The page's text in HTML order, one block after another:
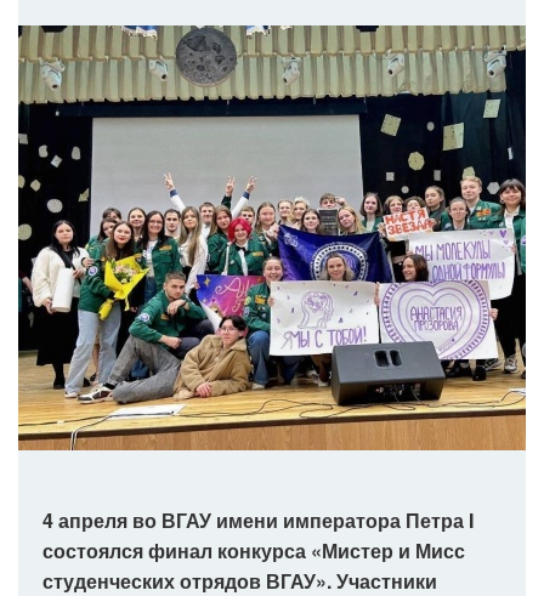
4 апреля во ВГАУ имени императора Петра I
состоялся финал конкурса «Мистер и Мисс
студенческих отрядов ВГАУ». Участники